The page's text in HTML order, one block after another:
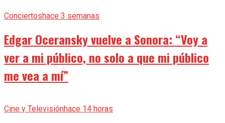
Conciertoshace 3 semanas
Edgar Oceransky vuelve a Sonora: “Voy a
ver a mi público, no solo a que mi público
me vea a mí”
Cine y Televisiónhace 14 horas